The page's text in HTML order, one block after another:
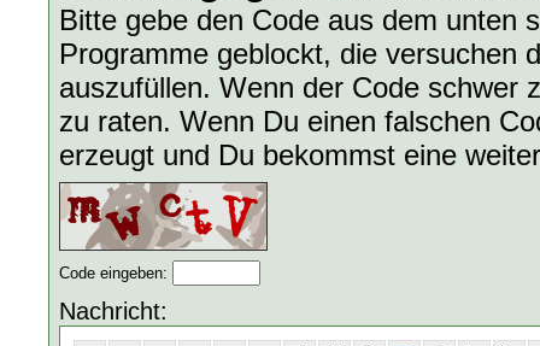
Bitte gebe den Code aus dem unten
Programme geblockt, die versuchen
auszufüllen. Wenn der Code schwer
zu raten. Wenn Du einen falschen
erzeugt und Du bekommst eine
Code eingeben:
Nachricht: